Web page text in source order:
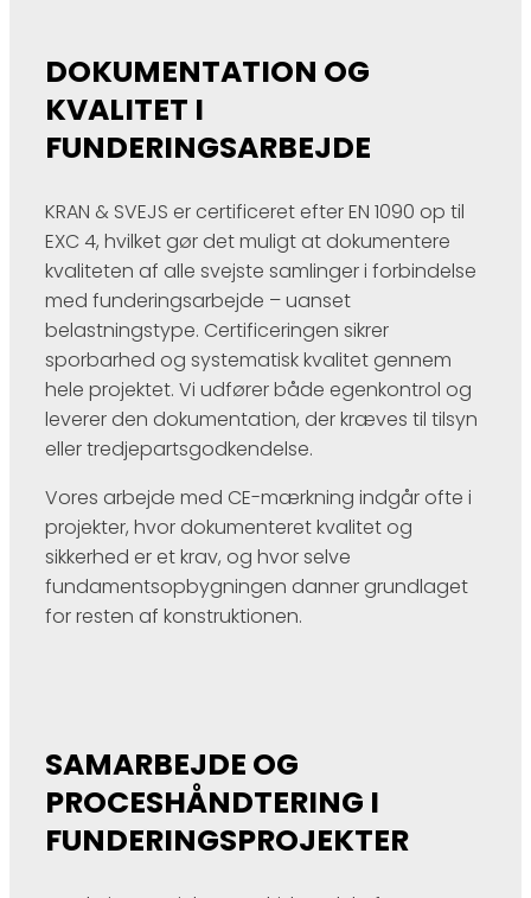
DOKUMENTATION OG
KVALITET I
FUNDERINGSARBEJDE
KRAN & SVEJS er certificeret efter EN 1090 op til
EXC 4, hvilket gør det muligt at dokumentere
kvaliteten af alle svejste samlinger i forbindelse
med funderingsarbejde – uanset
belastningstype. Certificeringen sikrer
sporbarhed og systematisk kvalitet gennem
hele projektet. Vi udfører både egenkontrol og
leverer den dokumentation, der kræves til tilsyn
eller tredjepartsgodkendelse.
Vores arbejde med CE-mærkning indgår ofte i
projekter, hvor dokumenteret kvalitet og
sikkerhed er et krav, og hvor selve
fundamentsopbygningen danner grundlaget
for resten af konstruktionen.
SAMARBEJDE OG
PROCESHÅNDTERING I
FUNDERINGSPROJEKTER